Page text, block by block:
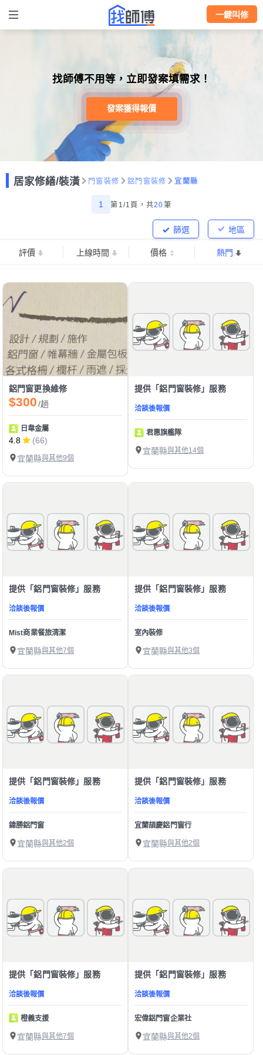
一鍵叫修
找師傅不用等，立即發案填需求！
發案獲得報價
居家修繕/裝潢 門窗裝修 鋁門窗裝修 宜蘭縣
1 第1/1頁， 共20筆
地區
篩選
評價 上線時間 價格 熱門
鋁門窗更換維修
$300/趟
日韋金屬
4.8
(66)
宜蘭縣與其他9個
提供「鋁門窗裝修」服務
洽談後報價
君惠旗艦隊
宜蘭縣與其他14個
提供「鋁門窗裝修」服務
洽談後報價
Mist商業餐旅清潔
宜蘭縣與其他7個
提供「鋁門窗裝修」服務
洽談後報價
室內裝修
宜蘭縣與其他3個
提供「鋁門窗裝修」服務
洽談後報價
鍏勝鋁門窗
宜蘭縣與其他2個
提供「鋁門窗裝修」服務
洽談後報價
宜蘭頡慶鋁門窗行
宜蘭縣與其他2個
提供「鋁門窗裝修」服務
洽談後報價
橙義支援
宜蘭縣與其他7個
提供「鋁門窗裝修」服務
洽談後報價
宏偉鋁門窗企業社
宜蘭縣與其他2個